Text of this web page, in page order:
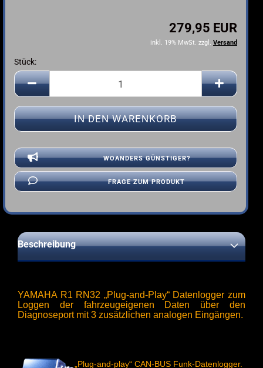
279,95 EUR
inkl. 19% MwSt. zzgl. Versand
Stück:
Stück
WOANDERS GÜNSTIGER?
FRAGE ZUM PRODUKT
Beschreibung
YAMAHA R1 RN32 „Plug-and-Play“ Datenlogger zum
Loggen der fahrzeugeigenen Daten über den
Diagnoseport mit 3 zusätzlichen analogen Eingängen.
„Plug-and-play“ CAN-BUS Funk-Datenlogger.